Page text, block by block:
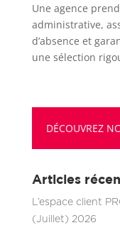
Une agence
administrative,
d’absence et
une sélection
DÉCOUVREZ
Articles
L’espace client
(Juillet) 2026